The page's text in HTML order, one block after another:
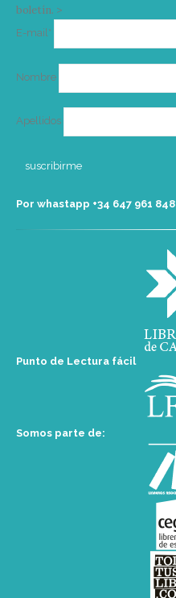
boletín. >
E-mail*
Nombre
Apellidos
Por whastapp +34 ‭647 961 848‬
Punto de Lectura fácil
Somos parte de: